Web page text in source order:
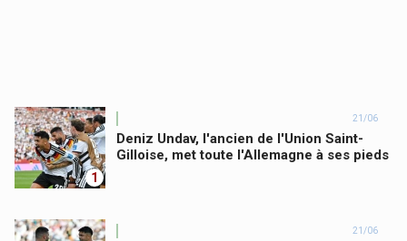
1
21/06
Deniz Undav, l'ancien de l'Union Saint-
Gilloise, met toute l'Allemagne à ses pieds
21/06